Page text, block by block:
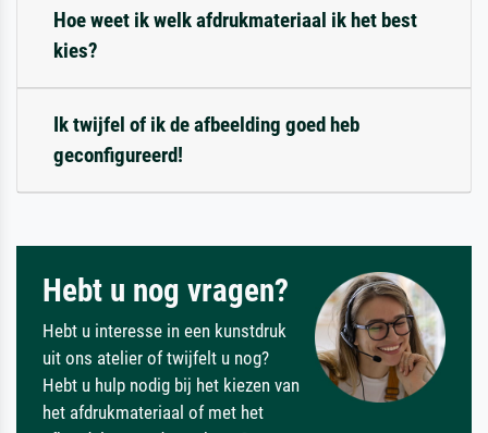
Hoe weet ik welk afdrukmateriaal ik het best
kies?
Ik twijfel of ik de afbeelding goed heb
geconfigureerd!
Hebt u nog vragen?
Hebt u interesse in een kunstdruk
uit ons atelier of twijfelt u nog?
Hebt u hulp nodig bij het kiezen van
het afdrukmateriaal of met het